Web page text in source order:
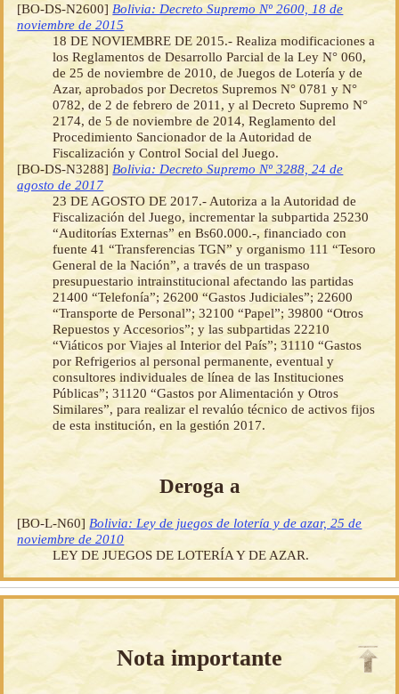
[BO-DS-N2600] Bolivia: Decreto Supremo Nº 2600, 18 de
noviembre de 2015
18 DE NOVIEMBRE DE 2015.- Realiza modificaciones a
los Reglamentos de Desarrollo Parcial de la Ley N° 060,
de 25 de noviembre de 2010, de Juegos de Lotería y de
Azar, aprobados por Decretos Supremos N° 0781 y N°
0782, de 2 de febrero de 2011, y al Decreto Supremo N°
2174, de 5 de noviembre de 2014, Reglamento del
Procedimiento Sancionador de la Autoridad de
Fiscalización y Control Social del Juego.
[BO-DS-N3288] Bolivia: Decreto Supremo Nº 3288, 24 de
agosto de 2017
23 DE AGOSTO DE 2017.- Autoriza a la Autoridad de
Fiscalización del Juego, incrementar la subpartida 25230
“Auditorías Externas” en Bs60.000.-, financiado con
fuente 41 “Transferencias TGN” y organismo 111 “Tesoro
General de la Nación”, a través de un traspaso
presupuestario intrainstitucional afectando las partidas
21400 “Telefonía”; 26200 “Gastos Judiciales”; 22600
“Transporte de Personal”; 32100 “Papel”; 39800 “Otros
Repuestos y Accesorios”; y las subpartidas 22210
“Viáticos por Viajes al Interior del País”; 31110 “Gastos
por Refrigerios al personal permanente, eventual y
consultores individuales de línea de las Instituciones
Públicas”; 31120 “Gastos por Alimentación y Otros
Similares”, para realizar el revalúo técnico de activos fijos
de esta institución, en la gestión 2017.
Deroga a
[BO-L-N60] Bolivia: Ley de juegos de lotería y de azar, 25 de
noviembre de 2010
LEY DE JUEGOS DE LOTERÍA Y DE AZAR.
Nota importante